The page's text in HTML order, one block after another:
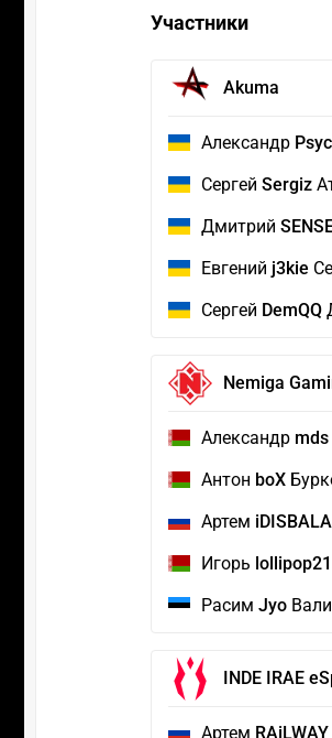
Участники
Akuma
Александр
Сергей Sergiz
Дмитрий
Евгений j3kie
Сергей DemQQ
Nemiga
Александр mds
Антон boX
Артем
Игорь
Расим Jyo
INDE IRAE
Артем RAiLWAY